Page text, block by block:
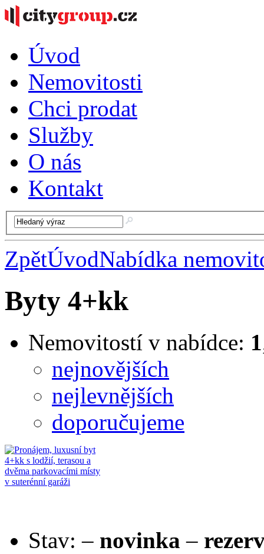
Úvod
Nemovitosti
Chci prodat
Služby
O nás
Kontakt
ZpětÚvodNabídka
Byty 4+kk
Nemovitostí v nabídce: 1
nejnovějších
nejlevnějších
doporučujeme
Stav: – novinka –